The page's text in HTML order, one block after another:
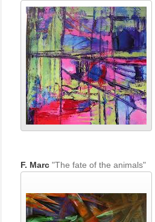
F. Marc"The fate of the animals"